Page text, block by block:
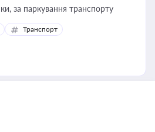
плату за земельні ділянки, за паркування транспорту
Транспорт